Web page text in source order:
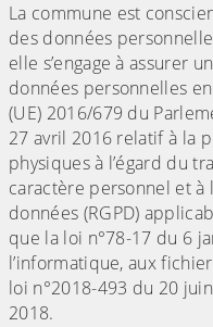
La commune est
des données
elle s’engage à assurer
données personnelles
(UE) 2016/679 du
27 avril 2016 relatif à la
physiques à l’égard du
caractère personnel et
données (RGPD)
que la loi n°78-17 du 6
l’informatique, aux
loi n°2018-493 du 20
2018.